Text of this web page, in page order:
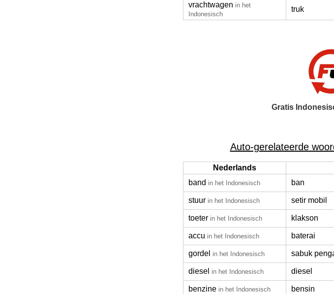
vrachtwagen in het
Indonesisch
truk
Gratis
Auto-gerelateerde
Nederlands
band in het Indonesisch ban
stuur in het Indonesisch setir mobil
toeter in het Indonesisch klakson
accu in het Indonesisch baterai
gordel in het Indonesisch sabuk
diesel in het Indonesisch diesel
benzine in het Indonesisch bensin